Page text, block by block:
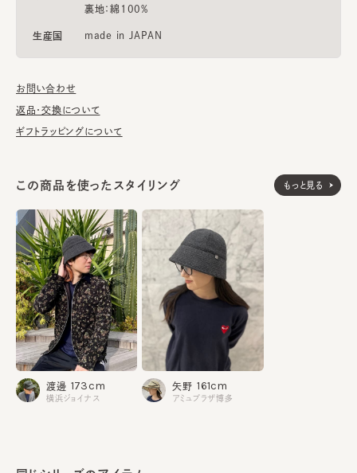
裏地：綿100%
生産国 made in JAPAN
お問い合わせ
返品・交換について
ギフトラッピングについて
この商品を使ったスタイリング もっと見る
渡邊 173cm
横浜ジョイナス
矢野 161cm
アミュプラザ博多